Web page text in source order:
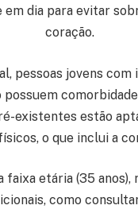
em dia para evitar
coração.
pessoas jovens com
possuem
existentes estão
o que inclui a
faixa etária (35 anos),
como